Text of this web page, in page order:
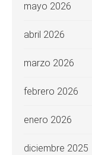
mayo 2026
abril 2026
marzo 2026
febrero 2026
enero 2026
diciembre 2025